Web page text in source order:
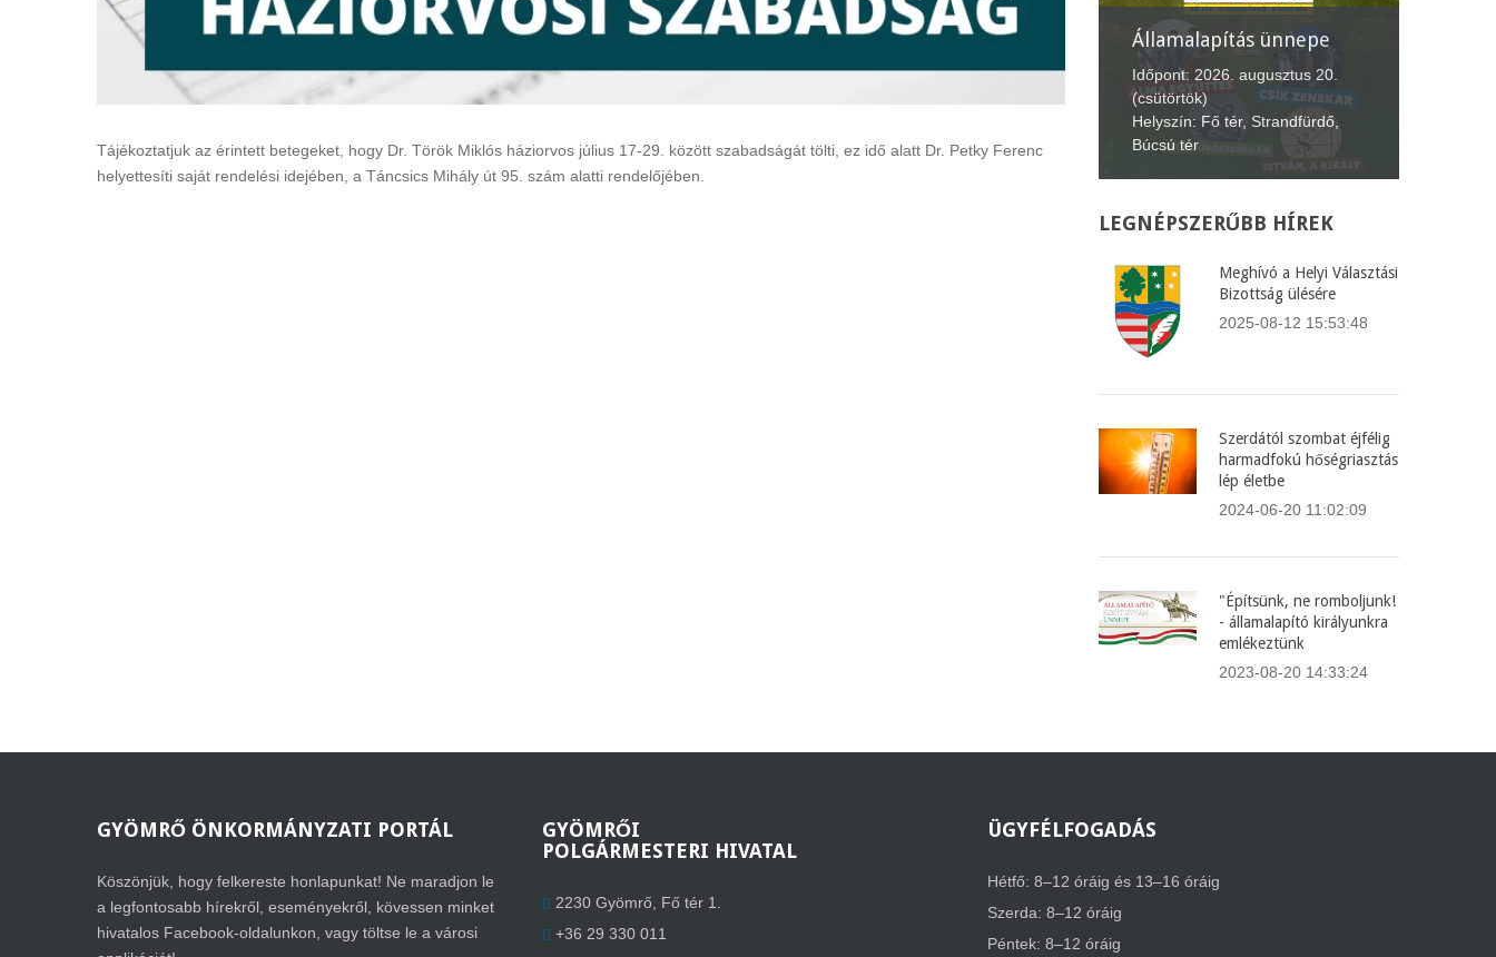
Tájékoztatjuk az érintett betegeket, hogy Dr. Török Miklós háziorvos július 17-29. között szabadságát tölti, ez idő alatt Dr. Petky Ferenc
helyettesíti saját rendelési idejében, a Táncsics Mihály út 95. szám alatti rendelőjében.
Rákóczi Napok
(péntek-szombat)
Államalapítás ünnepe
Időpont: 2026. augusztus 20.
Búcsú tér
XII. Gyömrői
Lecsófesztivál
Időpont: 2026. szeptember 4-6.
(péntek-vasárnap)
Helyszín: Búcsú tér
LEGNÉPSZERŰBB HÍREK
Meghívó a Helyi Választási
Bizottság ülésére
2025-08-12 15:53:48
Szerdától szombat éjfélig
harmadfokú hőségriasztás
lép életbe
2024-06-20 11:02:09
"Építsünk, ne romboljunk!
- államalapító királyunkra
emlékeztünk
2023-08-20 14:33:24
GYÖMRŐ ÖNKORMÁNYZATI PORTÁL
Köszönjük, hogy felkereste honlapunkat! Ne maradjon le
a legfontosabb hírekről, eseményekről, kövessen minket
hivatalos Facebook-oldalunkon, vagy töltse le a városi
GYÖMRŐI
POLGÁRMESTERI HIVATAL
2230 Gyömrő, Fő tér 1.
+36 29 330 011
ÜGYFÉLFOGADÁS
Hétfő: 8–12 óráig és 13–16 óráig
Szerda: 8–12 óráig
Péntek: 8–12 óráig